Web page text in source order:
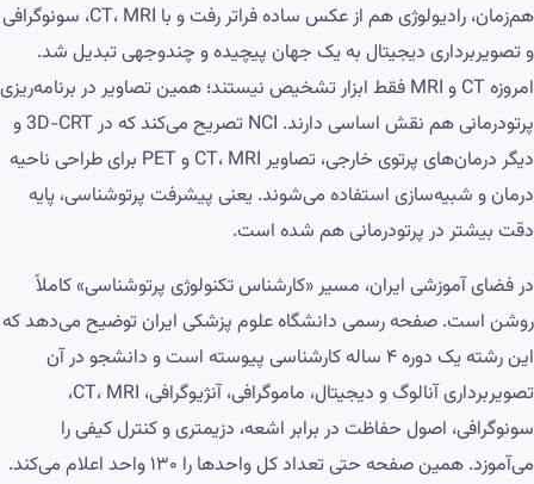
هم‌زمان، رادیولوژی هم از عکس ساده فراتر رفت و با CT، MRI، سونوگرافی
و تصویربرداری دیجیتال به یک جهان پیچیده و چندوجهی تبدیل شد.
امروزه CT و MRI فقط ابزار تشخیص نیستند؛ همین تصاویر در برنامه‌ریزی
پرتودرمانی هم نقش اساسی دارند. NCI تصریح می‌کند که در 3D-CRT و
دیگر درمان‌های پرتوی خارجی، تصاویر CT، MRI و PET برای طراحی ناحیه
درمان و شبیه‌سازی استفاده می‌شوند. یعنی پیشرفت پرتوشناسی، پایه
دقت بیشتر در پرتودرمانی هم شده است.
در فضای آموزشی ایران، مسیر «کارشناس تکنولوژی پرتوشناسی» کاملاً
روشن است. صفحه رسمی دانشگاه علوم پزشکی ایران توضیح می‌دهد که
این رشته یک دوره ۴ ساله کارشناسی پیوسته است و دانشجو در آن
تصویربرداری آنالوگ و دیجیتال، ماموگرافی، آنژیوگرافی، CT، MRI،
سونوگرافی، اصول حفاظت در برابر اشعه، دزیمتری و کنترل کیفی را
می‌آموزد. همین صفحه حتی تعداد کل واحدها را ۱۳۰ واحد اعلام می‌کند.